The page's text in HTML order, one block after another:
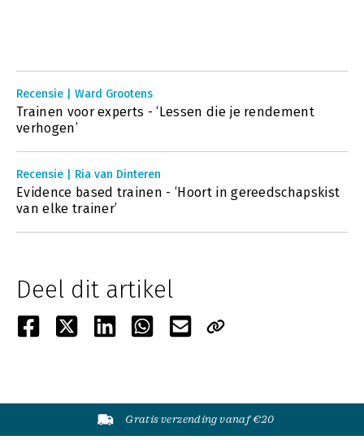
Recensie | Ward Grootens
Trainen voor experts - ‘Lessen die je rendement
verhogen’
Recensie | Ria van Dinteren
Evidence based trainen - ‘Hoort in gereedschapskist
van elke trainer’
Deel dit artikel
Gratis verzending vanaf €20